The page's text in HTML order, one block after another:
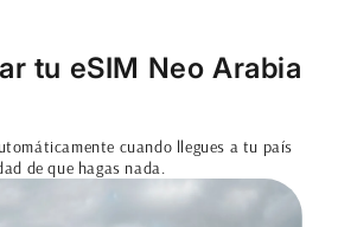
tu eSIM Neo Arabia
cuando llegues a tu país
de que hagas nada.